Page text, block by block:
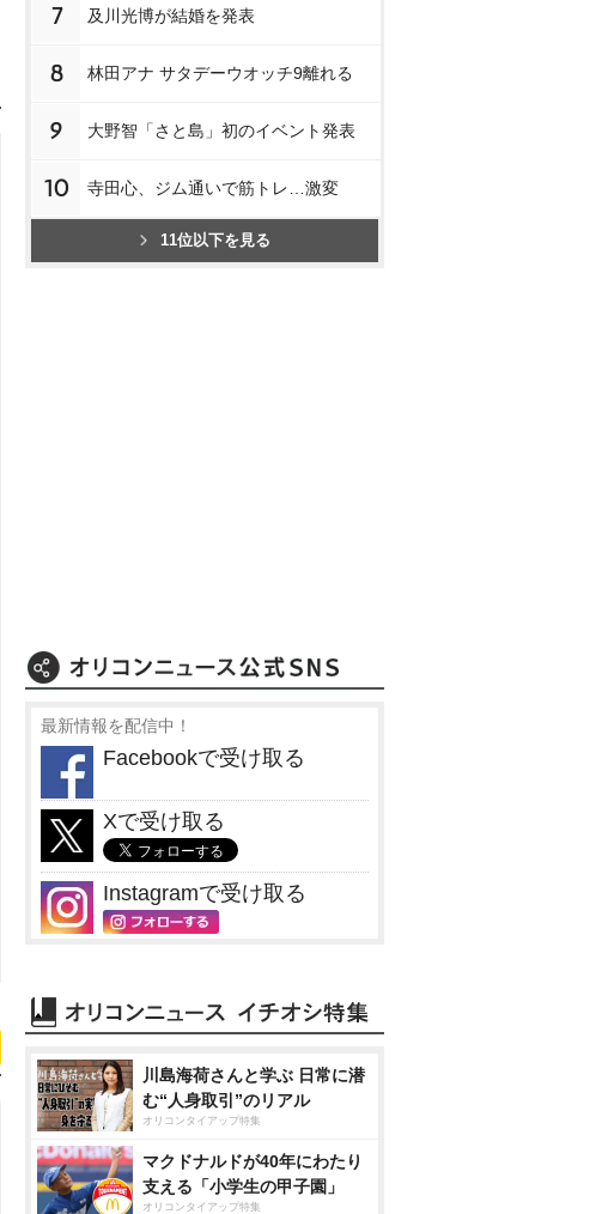
7 及川光博が結婚を発表
8 林田アナ サタデーウオッチ9離れる
9 大野智「さと島」初のイベント発表
10 寺田心、ジム通いで筋トレ…激変
11位以下を見る
最新情報を配信中！
Facebookで受け取る
Xで受け取る
Instagramで受け取る
川島海荷さんと学ぶ 日常に潜
む“人身取引”のリアル
オリコンタイアップ特集
マクドナルドが40年にわたり
支える「小学生の甲子園」
オリコンタイアップ特集